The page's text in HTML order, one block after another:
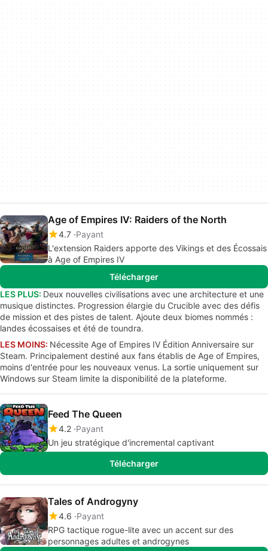
Age of Empires IV: Raiders of the North
4.7 Payant
L'extension Raiders apporte des Vikings et des Écossais
à Age of Empires IV
Télécharger
LES PLUS: Deux nouvelles civilisations avec une architecture et une
musique distinctes. Progression élargie du Crucible avec des défis
de mission et des pistes de talent. Ajoute deux biomes nommés :
landes écossaises et été de toundra.
LES MOINS: Nécessite Age of Empires IV Édition Anniversaire sur
Steam. Principalement destiné aux fans établis de Age of Empires,
moins d'entrée pour les nouveaux venus. La sortie uniquement sur
Windows sur Steam limite la disponibilité de la plateforme.
Feed The Queen
4.2 Payant
Un jeu stratégique d'incremental captivant
Télécharger
Tales of Androgyny
4.6 Payant
RPG tactique rogue-lite avec un accent sur des
personnages adultes et androgynes